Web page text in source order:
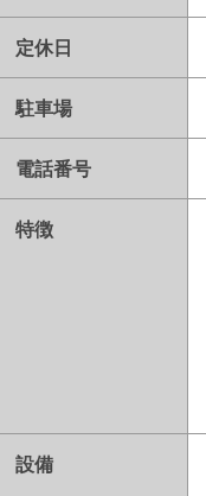
定休日
駐車場
電話番号
特徴
設備